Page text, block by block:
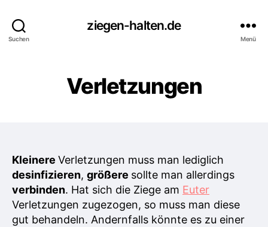
Suchen
ziegen-halten.de
Menü
Verletzungen
Kleinere Verletzungen muss man lediglich
desinfizieren, größere sollte man allerdings
verbinden. Hat sich die Ziege am Euter
Verletzungen zugezogen, so muss man diese
gut behandeln. Andernfalls könnte es zu einer